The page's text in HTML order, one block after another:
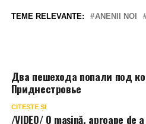
TEME RELEVANTE: ANENII NOI
Два пешехода попали под
Приднестровье
CITEȘTE ȘI
/VIDEO/ O mașină, aproape